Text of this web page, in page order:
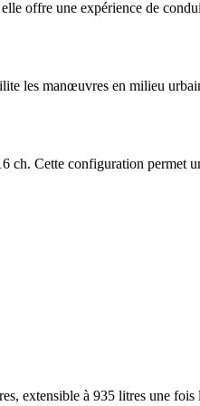
offre une expérience de
les manœuvres en milieu
ch. Cette configuration permet
extensible à 935 litres une fois